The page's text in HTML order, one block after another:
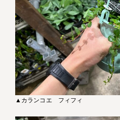
▲カランコエ フィフィ